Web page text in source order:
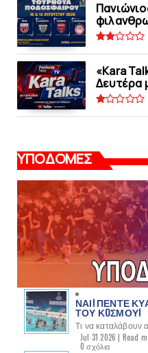
«Kara
Δευτέρα
ΥΠΟΔΟΜΕΣ
ΝΑΙ! ΠΕΝΤΕ
ΤΟΥ ΚOΣΜΟΥ!
Τι να καταλάβουν
Jul 31 2026 | Read
0 σχόλια